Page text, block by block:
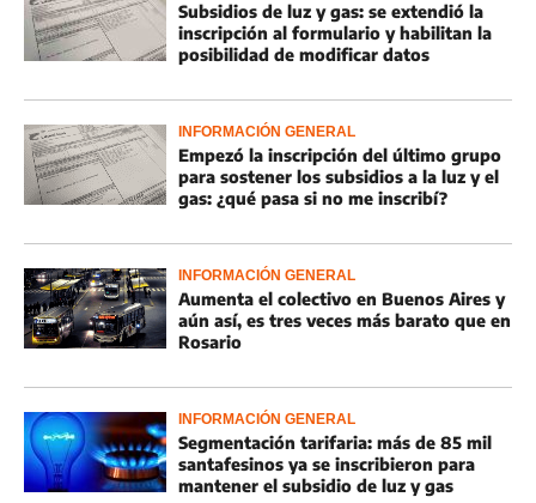
Subsidios de luz y gas: se extendió la
inscripción al formulario y habilitan la
posibilidad de modificar datos
INFORMACIÓN GENERAL
Empezó la inscripción del último grupo
para sostener los subsidios a la luz y el
gas: ¿qué pasa si no me inscribí?
INFORMACIÓN GENERAL
Aumenta el colectivo en Buenos Aires y
aún así, es tres veces más barato que en
Rosario
INFORMACIÓN GENERAL
Segmentación tarifaria: más de 85 mil
santafesinos ya se inscribieron para
mantener el subsidio de luz y gas